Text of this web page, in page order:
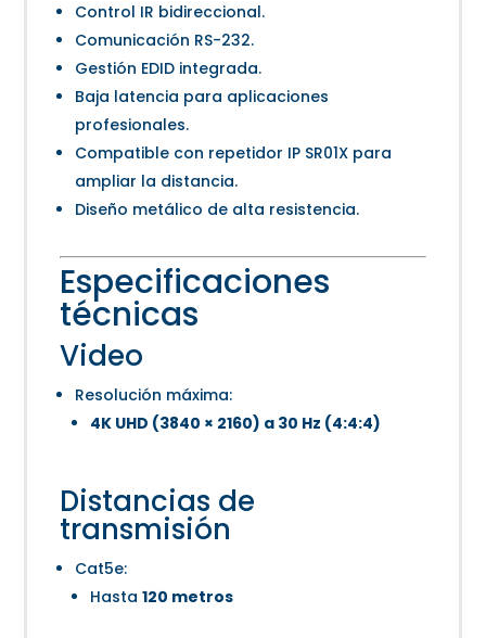
Control IR bidireccional.
Comunicación RS-232.
Gestión EDID integrada.
Baja latencia para aplicaciones
profesionales.
Compatible con repetidor IP SR01X para
ampliar la distancia.
Diseño metálico de alta resistencia.
Especificaciones
técnicas
Video
Resolución máxima:
4K UHD (3840 × 2160) a 30 Hz (4:4:4)
Distancias de
transmisión
Cat5e:
Hasta120 metros